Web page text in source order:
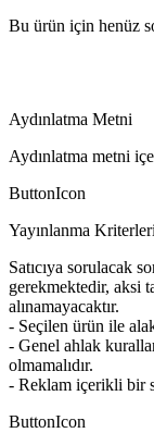
Bu ürün için henüz
Aydınlatma Metni
Aydınlatma metni
ButtonIcon
Yayınlanma Kriterleri
Satıcıya sorulacak
gerekmektedir, aksi
alınamayacaktır.
- Seçilen ürün ile
- Genel ahlak
olmamalıdır.
- Reklam içerikli bir
ButtonIcon